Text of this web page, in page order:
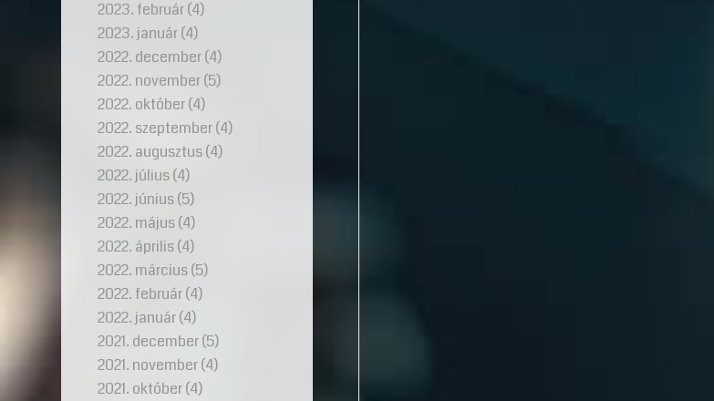
2023. február(4)
2023. január(4)
2022. december(4)
2022. november(5)
2022. október(4)
2022. szeptember(4)
2022. augusztus(4)
2022. július(4)
2022. június(5)
2022. május(4)
2022. április(4)
2022. március(5)
2022. február(4)
2022. január(4)
2021. december(5)
2021. november(4)
2021. október(4)